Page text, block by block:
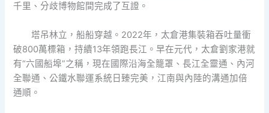
千里、分歧博物館間完成了互證。
塔吊林立，船船穿越。2022年，太倉港集裝箱吞吐量衝
破800萬標箱，持續13年領跑長江。早在元代，太倉劉家港就
有“六國船埠”之稱，現在國際沿海全籠罩、長江全靈通、內河
全聯通、公鐵水聯運系統日臻完美，江南與內陸的溝通加倍
通順。